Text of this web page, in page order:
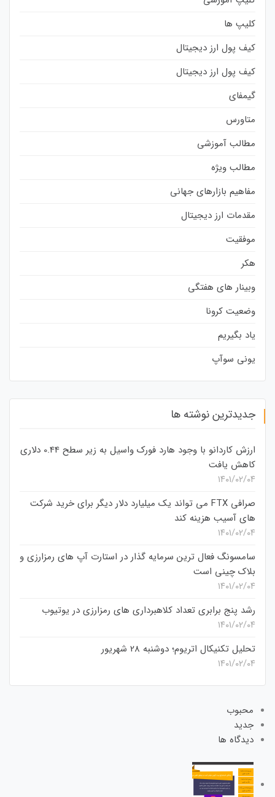
کلیپ ها
کیف پول ارز دیجیتال
کیف پول ارز دیجیتال
گیمفای
متاورس
مطالب آموزشی
مطالب ویژه
مفاهیم بازارهای جهانی
مقدمات ارز دیجیتال
موفقیت
هکر
وبینار های هفتگی
وضعیت کرونا
یاد بگیریم
یونی سوآپ
جدیدترین نوشته ها
ارزش کاردانو با وجود هارد فورک واسیل به زیر سطح 0.44 دلاری
کاهش یافت
۱۴۰۱/۰۲/۰۴
صرافی FTX می تواند یک میلیارد دلار دیگر برای خرید شرکت
های آسیب هزینه کند
۱۴۰۱/۰۲/۰۴
سامسونگ فعال‌ ترین سرمایه‌ گذار در استارت‌ آپ‌ های رمزارزی و
بلاک چینی است
۱۴۰۱/۰۲/۰۴
رشد پنج برابری تعداد کلاهبرداری های رمزارزی در یوتیوب
۱۴۰۱/۰۲/۰۴
تحلیل تکنیکال اتریوم؛ دوشنبه 28 شهریور
۱۴۰۱/۰۲/۰۴
محبوب
جدید
دیدگاه ها